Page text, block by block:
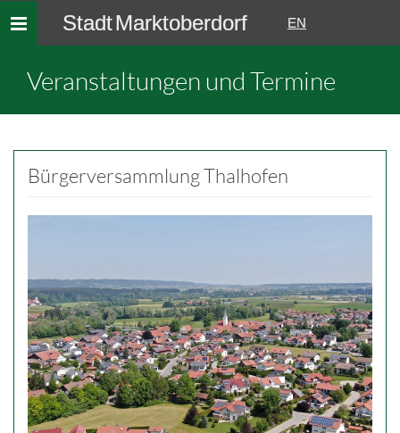
Toggle
navigation
Stadt Marktoberdorf EN
Veranstaltungen und Termine
Bürgerversammlung Thalhofen